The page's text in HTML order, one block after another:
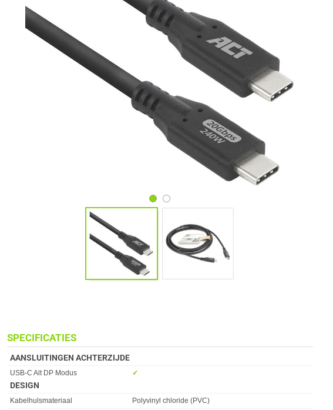
SPECIFICATIES
AANSLUITINGEN ACHTERZIJDE
Eigenschap Waarde
USB-C Alt DP Modus ✓︎
DESIGN
Eigenschap Waarde
Kabelhulsmateriaal
Polyvinyl chloride (PVC)